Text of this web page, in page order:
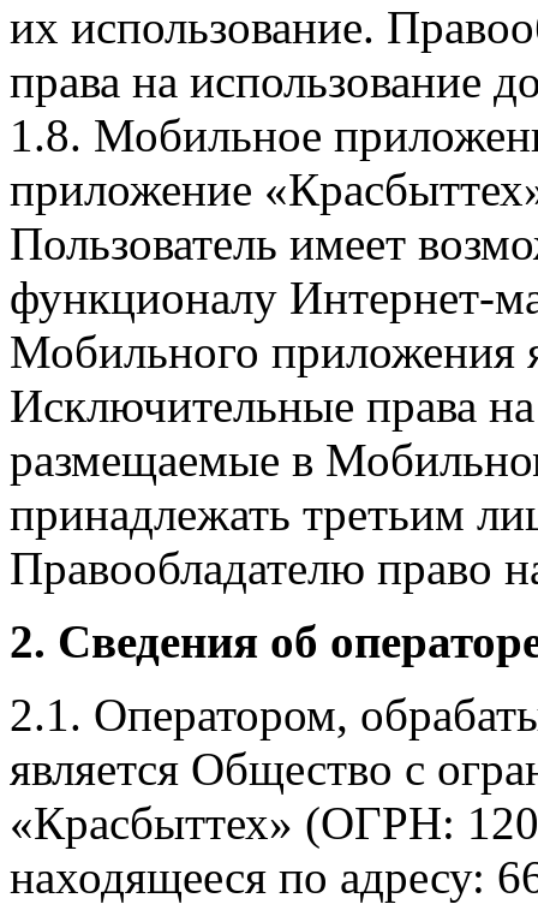
их использование.
права на использование
1.8. Мобильное
приложение
Пользователь имеет
функционалу Интернет-
Мобильного приложения
Исключительные права
размещаемые в
принадлежать третьим
Правообладателю право
2. Сведения об
2.1. Оператором,
является Общество с
«Красбыттех» (ОГРН:
находящееся по адресу: